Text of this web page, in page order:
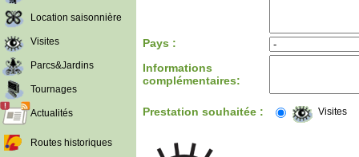
Location saisonnière
Visites
Parcs&Jardins
Tournages
Actualités
Routes historiques
Pays :
Informations
complémentaires:
Prestation souhaitée : Visites